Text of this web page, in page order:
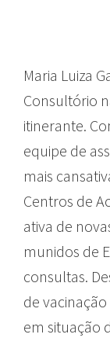
Maria Luiza
Consultório
itinerante.
equipe de
mais
Centros de
ativa de
munidos de
consultas.
de
em situação